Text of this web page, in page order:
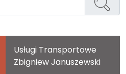
Usługi Transportowe
Zbigniew Januszewski